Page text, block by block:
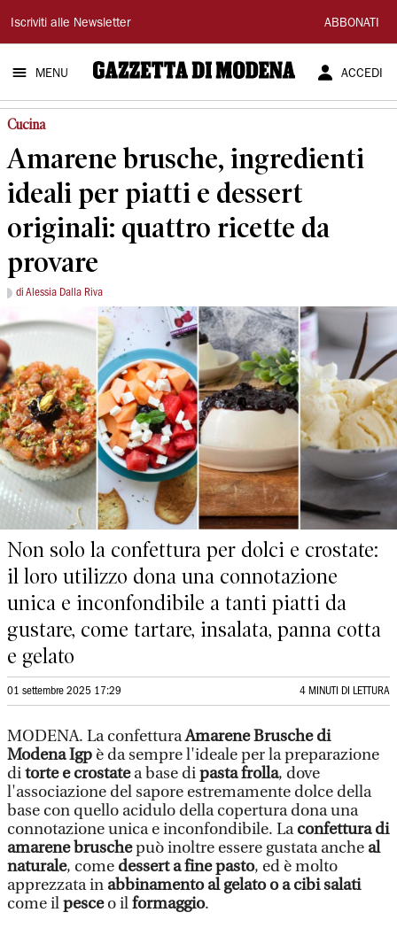
Gazzetta
di
Modena
Iscriviti alle Newsletter ABBONATI
MENU ACCEDI
Cucina
Amarene brusche, ingredienti
ideali per piatti e dessert
originali: quattro ricette da
provare
di Alessia Dalla Riva
Non solo la confettura per dolci e crostate:
il loro utilizzo dona una connotazione
unica e inconfondibile a tanti piatti da
gustare, come tartare, insalata, panna cotta
e gelato
01 settembre 2025 17:29 4 MINUTI DI LETTURA
MODENA. La confetturaAmarene Brusche di
Modena Igp è da sempre l'ideale per la preparazione
ditorte e crostatea base dipasta frolla, dove
l'associazione del sapore estremamente dolce della
base con quello acidulo della copertura dona una
connotazione unica e inconfondibile. Laconfettura di
amarene bruschepuò inoltre essere gustata anche al
naturale, come dessert a fine pasto, ed è molto
apprezzata in abbinamento al gelato o a cibi salati
come ilpesceo ilformaggio.